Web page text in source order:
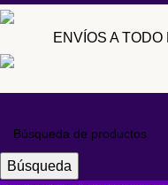
ENVÍOS A
Búsqueda